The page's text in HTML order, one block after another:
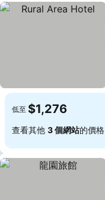
低至 $1,276
查看其他 3 個網站的價格